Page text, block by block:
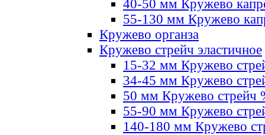
40-50 мм Кружево
55-130 мм Кружево
Кружево органза
Кружево стрейч эластичное
15-32 мм Кружево
34-45 мм Кружево
50 мм Кружево стрейч
55-90 мм Кружево
140-180 мм Кружево